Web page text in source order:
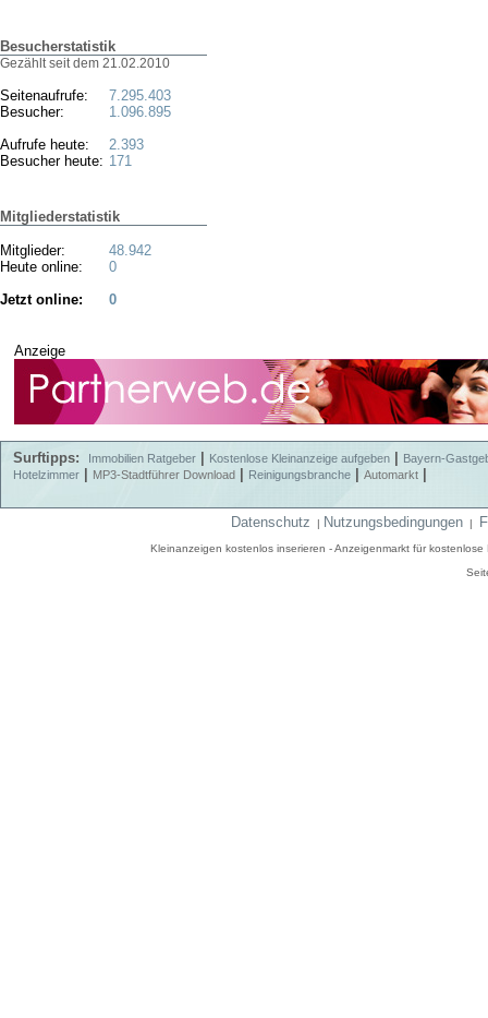
Besucherstatistik
Gezählt seit dem 21.02.2010
Seitenaufrufe:
Besucher:
Aufrufe heute:
Besucher heute:
7.295.403
1.096.895
2.393
171
Mitgliederstatistik
Mitglieder:
Heute online:
48.942
0
Jetzt online:
0
Anzeige
Surftipps: Immobilien Ratgeber Kostenlose Kleinanzeige aufgeben
Bayern-
Hotelzimmer
MP3-Stadtführer Download Reinigungsbranche Automarkt
Datenschutz | Nutzungsbedingungen |
Kleinanzeigen kostenlos inserieren - Anzeigenmarkt für